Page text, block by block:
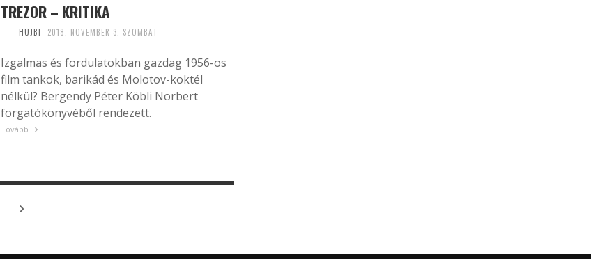
TREZOR – KRITIKA
HUJBI 2018. NOVEMBER 3. SZOMBAT
Izgalmas és fordulatokban gazdag 1956-os
film tankok, barikád és Molotov-koktél
nélkül? Bergendy Péter Köbli Norbert
forgatókönyvéből rendezett.
Tovább